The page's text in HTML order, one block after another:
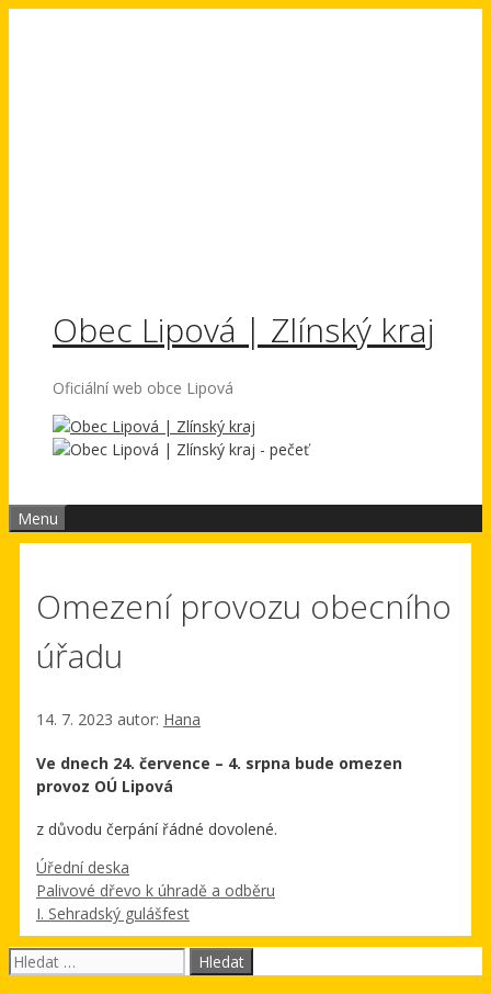
Obec Lipová | Zlínský kraj
Oficiální web obce Lipová
Menu
Omezení provozu obecního
úřadu
14. 7. 2023 autor: Hana
Ve dnech 24. července – 4. srpna bude omezen
provoz OÚ Lipová
z důvodu čerpání řádné dovolené.
Rubriky
Úřední deska
Palivové dřevo k úhradě a odběru
I. Sehradský gulášfest
Hledat: